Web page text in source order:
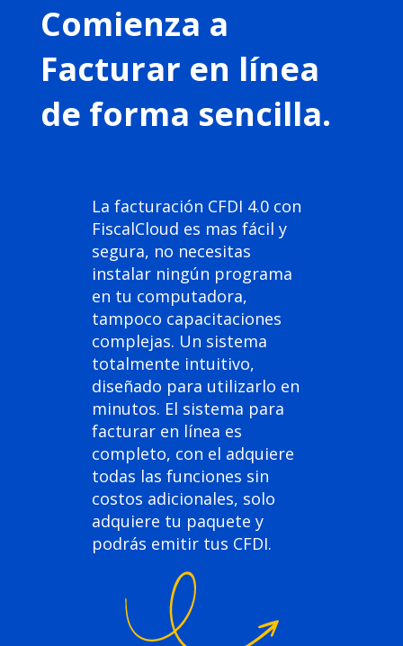
Comienza a
Facturar en línea
de forma sencilla.
La facturación CFDI 4.0 con
FiscalCloud es mas fácil y
segura, no necesitas
instalar ningún programa
en tu computadora,
tampoco capacitaciones
complejas. Un sistema
totalmente intuitivo,
diseñado para utilizarlo en
minutos. El sistema para
facturar en línea es
completo, con el adquiere
todas las funciones sin
costos adicionales, solo
adquiere tu paquete y
podrás emitir tus CFDI.